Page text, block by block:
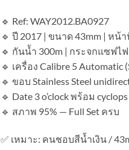
🔹 Ref: WAY2012.BA0927
🔹 ปี 2017 | ขนาด 43mm | หน้
🔹 กันน้ำ 300m | กระจกแซฟไ
🔹 เครื่อง Calibre 5 Automatic
🔹 ขอบ Stainless Steel
🔹 Date 3 o’clock พร้อม
🔹 สภาพ 95% — Full Set ครบ
✅ เหมาะ: คนชอบสีน้ำเงิน /